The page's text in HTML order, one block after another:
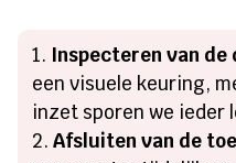
Inspecteren van de
een visuele keuring,
inzet sporen we ieder
Afsluiten van de